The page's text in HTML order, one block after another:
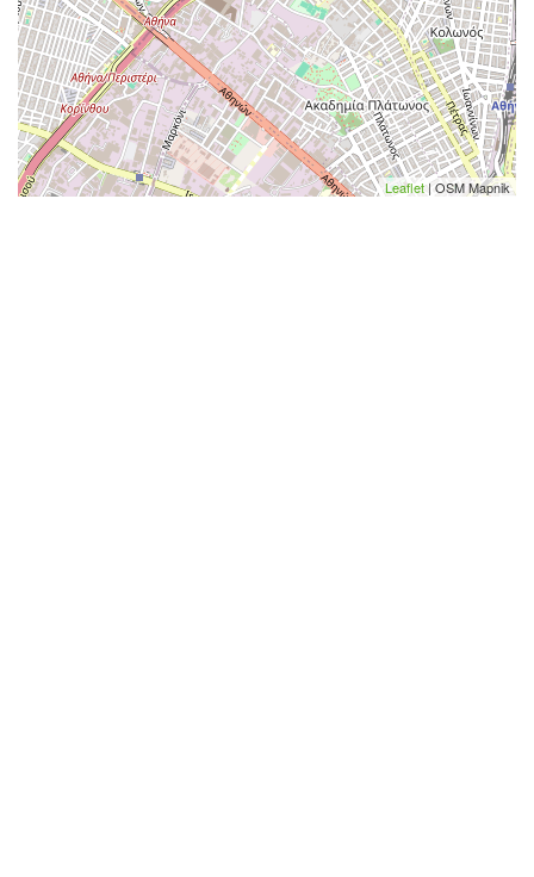
Leaflet| OSM Mapnik